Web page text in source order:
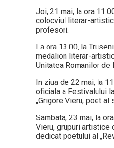
Joi, 21 mai, la ora
colocviul literar-artistic
profesori.
La ora 13.00, la
medalion literar-
Unitatea Romanilor de
In ziua de 22 mai, la
oficiala a Festivalului
„Grigore Vieru, poet al
Sambata, 23 mai, la
Vieru, grupuri artistice
dedicat poetului al